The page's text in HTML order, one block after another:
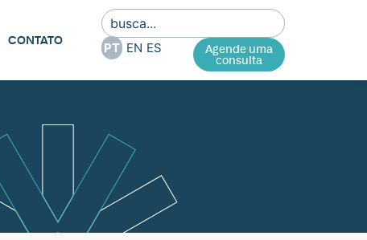
CONTATO PT EN ES Agende uma
consulta